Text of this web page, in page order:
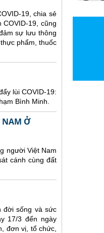
19, chia sẻ
19, cũng
sự lưu thông
phẩm, thuốc
lùi COVID-19:
Bình Minh.
NAM Ở
người Việt Nam
cánh cùng đất
đời sống và sức
17/3 đến ngày
đơn vị, tổ chức,